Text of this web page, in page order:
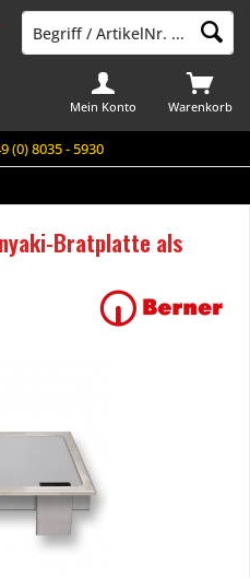
(0) 8035 - 5930
Warenkorb
Mein Konto
Bratplatte als